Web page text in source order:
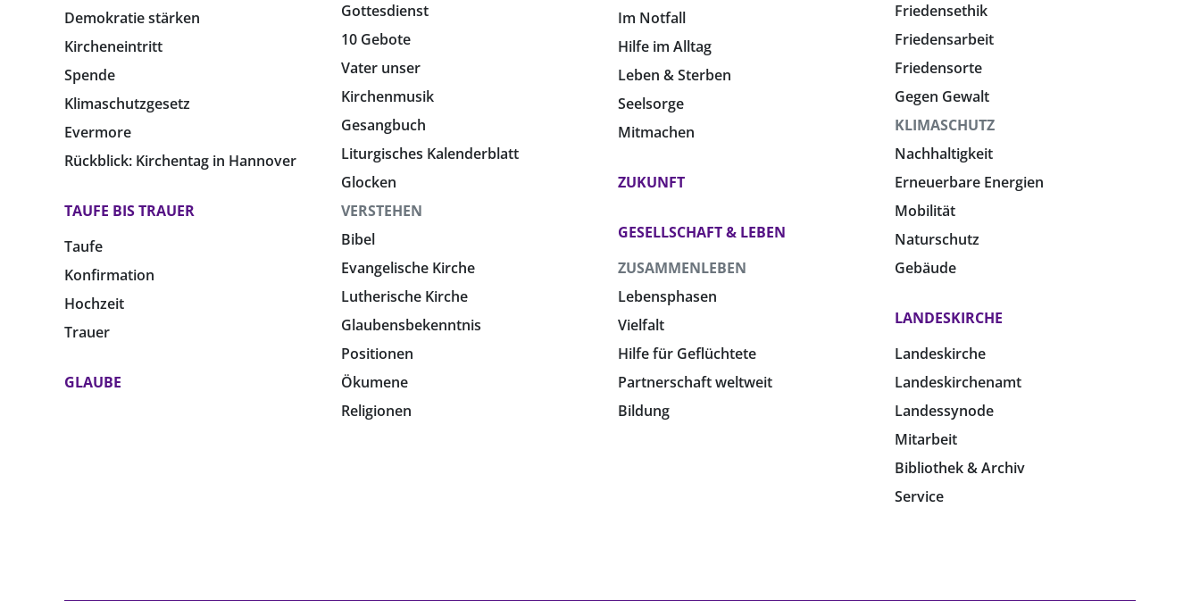
Demokratie stärken
Kircheneintritt
Spende
Klimaschutzgesetz
Evermore
Rückblick: Kirchentag in Hannover
TAUFE BIS TRAUER
Taufe
Konfirmation
Hochzeit
Trauer
GLAUBE
Gottesdienst
10 Gebote
Vater unser
Kirchenmusik
Gesangbuch
Liturgisches Kalenderblatt
Glocken
VERSTEHEN
Bibel
Evangelische Kirche
Lutherische Kirche
Glaubensbekenntnis
Positionen
Ökumene
Religionen
Im Notfall
Hilfe im Alltag
Leben & Sterben
Seelsorge
Mitmachen
ZUKUNFT
GESELLSCHAFT & LEBEN
ZUSAMMENLEBEN
Lebensphasen
Vielfalt
Hilfe für Geflüchtete
Partnerschaft weltweit
Bildung
Friedensethik
Friedensarbeit
Friedensorte
Gegen Gewalt
KLIMASCHUTZ
Nachhaltigkeit
Erneuerbare Energien
Mobilität
Naturschutz
Gebäude
LANDESKIRCHE
Landeskirche
Landeskirchenamt
Landessynode
Mitarbeit
Bibliothek & Archiv
Service